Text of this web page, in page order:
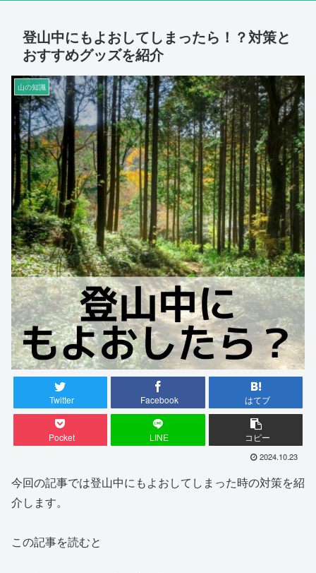
登山中にもよおしてしまったら！？対策と
おすすめグッズを紹介
山の知識
Twitter Facebook はてブ
Pocket LINE コピー
2024.10.23
今回の記事では登山中にもよおしてしまった時の対策を紹
介します。
この記事を読むと